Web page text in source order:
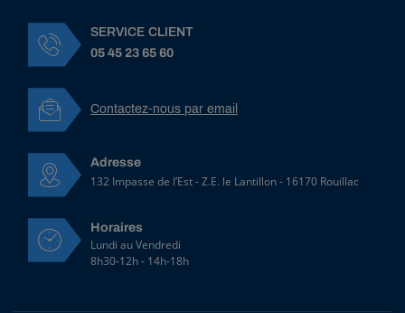
SERVICE CLIENT
05 45 23 65 60
Contactez-nous par email
Adresse
132 Impasse de l’Est - Z.E. le Lantillon - 16170 Rouillac
Horaires
Lundi au Vendredi
8h30-12h - 14h-18h